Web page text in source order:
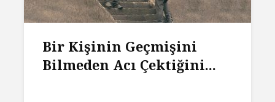
Bir Kişinin Geçmişini
Bilmeden Acı Çektiğini...